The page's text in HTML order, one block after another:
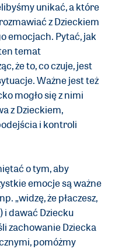
unikać, a które
z Dzieckiem
emocjach. Pytać, jak
temat
że to, co czuje, jest
Ważne jest też
mogło się z nimi
z Dzieckiem,
i kontroli
o tym, aby
emocje są ważne
„widzę, że płaczesz,
i dawać Dziecku
zachowanie Dziecka
pomóżmy